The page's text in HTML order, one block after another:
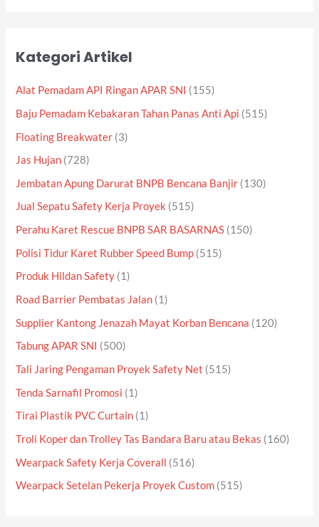
Kategori Artikel
Alat Pemadam API Ringan APAR SNI (155)
Baju Pemadam Kebakaran Tahan Panas Anti Api (515)
Floating Breakwater (3)
Jas Hujan (728)
Jembatan Apung Darurat BNPB Bencana Banjir (130)
Jual Sepatu Safety Kerja Proyek (515)
Perahu Karet Rescue BNPB SAR BASARNAS (150)
Polisi Tidur Karet Rubber Speed Bump (515)
Produk Hildan Safety (1)
Road Barrier Pembatas Jalan (1)
Supplier Kantong Jenazah Mayat Korban Bencana (120)
Tabung APAR SNI (500)
Tali Jaring Pengaman Proyek Safety Net (515)
Tenda Sarnafil Promosi (1)
Tirai Plastik PVC Curtain (1)
Troli Koper dan Trolley Tas Bandara Baru atau Bekas (160)
Wearpack Safety Kerja Coverall (516)
Wearpack Setelan Pekerja Proyek Custom (515)